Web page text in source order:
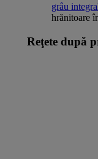
grâu
hrănitoare
Reţete după